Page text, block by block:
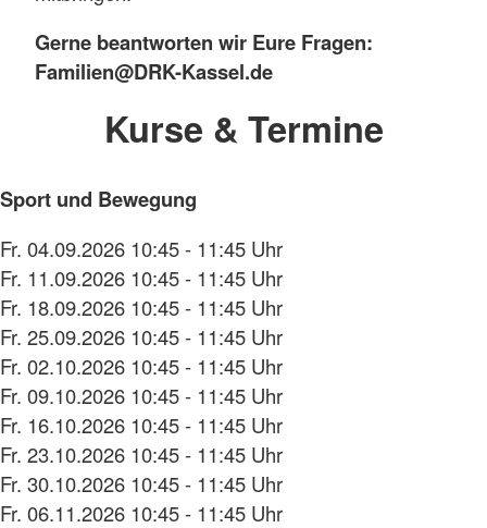
Gerne beantworten wir Eure Fragen:
Familien@DRK-Kassel.de
Kurse & Termine
Sport und Bewegung
Fr. 04.09.2026 10:45 - 11:45 Uhr
Fr. 11.09.2026 10:45 - 11:45 Uhr
Fr. 18.09.2026 10:45 - 11:45 Uhr
Fr. 25.09.2026 10:45 - 11:45 Uhr
Fr. 02.10.2026 10:45 - 11:45 Uhr
Fr. 09.10.2026 10:45 - 11:45 Uhr
Fr. 16.10.2026 10:45 - 11:45 Uhr
Fr. 23.10.2026 10:45 - 11:45 Uhr
Fr. 30.10.2026 10:45 - 11:45 Uhr
Fr. 06.11.2026 10:45 - 11:45 Uhr